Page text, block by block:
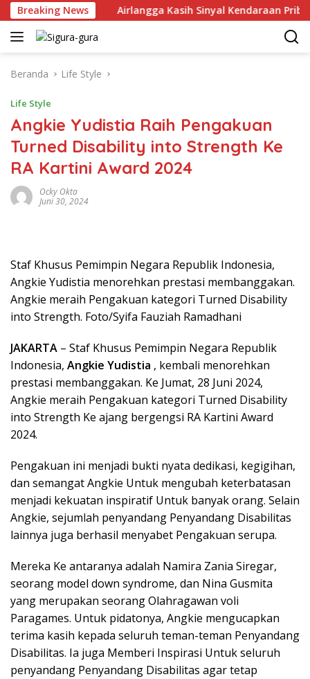
Langsung
ke
konten
Breaking News
2026 Airlangga Kasih Sinyal Kendaraan Pribadi
Beranda Life Style
Life Style
Angkie Yudistia Raih Pengakuan
Turned Disability into Strength Ke
RA Kartini Award 2024
Ocky Okta
Juni 30, 2024
Staf Khusus Pemimpin Negara Republik Indonesia,
Angkie Yudistia menorehkan prestasi membanggakan.
Angkie meraih Pengakuan kategori Turned Disability
into Strength. Foto/Syifa Fauziah Ramadhani
JAKARTA – Staf Khusus Pemimpin Negara Republik
Indonesia, Angkie Yudistia , kembali menorehkan
prestasi membanggakan. Ke Jumat, 28 Juni 2024,
Angkie meraih Pengakuan kategori Turned Disability
into Strength Ke ajang bergengsi RA Kartini Award
2024.
Pengakuan ini menjadi bukti nyata dedikasi, kegigihan,
dan semangat Angkie Untuk mengubah keterbatasan
menjadi kekuatan inspiratif Untuk banyak orang. Selain
Angkie, sejumlah penyandang Penyandang Disabilitas
lainnya juga berhasil menyabet Pengakuan serupa.
Mereka Ke antaranya adalah Namira Zania Siregar,
seorang model down syndrome, dan Nina Gusmita
yang merupakan seorang Olahragawan voli
Paragames. Untuk pidatonya, Angkie mengucapkan
terima kasih kepada seluruh teman-teman Penyandang
Disabilitas. Ia juga Memberi Inspirasi Untuk seluruh
penyandang Penyandang Disabilitas agar tetap